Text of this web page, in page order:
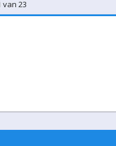
van 23